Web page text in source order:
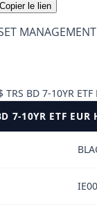
Copier le lien
TRS BD 7-10YR ETF
7-10YR ETF EUR